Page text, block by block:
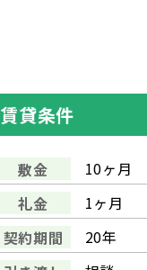
賃貸条件
敷金
10ヶ月
礼金
1ヶ月
契約期間
20年